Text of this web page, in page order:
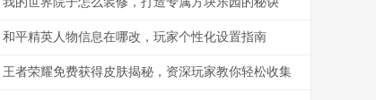
和平精英人物信息在哪改，玩家个性化设置指南
王者荣耀免费获得皮肤揭秘，资深玩家教你轻松收集